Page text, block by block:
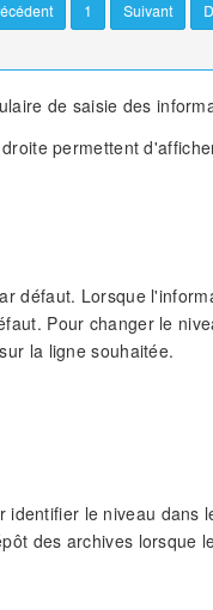
de saisie des
permettent
défaut. Lorsque
Pour changer le
la ligne souhaitée.
le niveau dans
des archives lorsque